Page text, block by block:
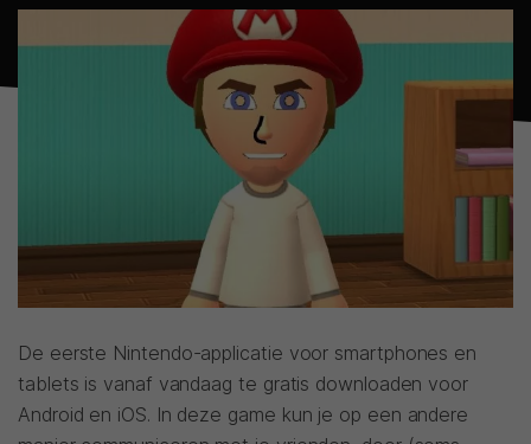
De eerste Nintendo-applicatie voor smartphones en
tablets is vanaf vandaag te gratis downloaden voor
Android en iOS. In deze game kun je op een andere